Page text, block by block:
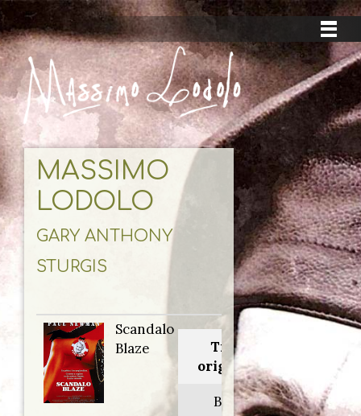
MASSIMO
LODOLO
GARY ANTHONY
STURGIS
Scandalo
Blaze
Titolo
originale:
Blaze